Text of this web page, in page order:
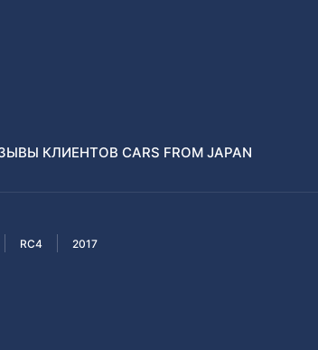
Распилы и конструкторы
КЛИЕНТОВ CARS FROM JAPAN
RC4 2017